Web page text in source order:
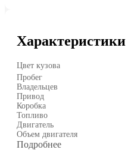
Характеристики
Цвет кузова
Пробег
Владельцев
Привод
Коробка
Топливо
Двигатель
Объем двигателя
Подробнее